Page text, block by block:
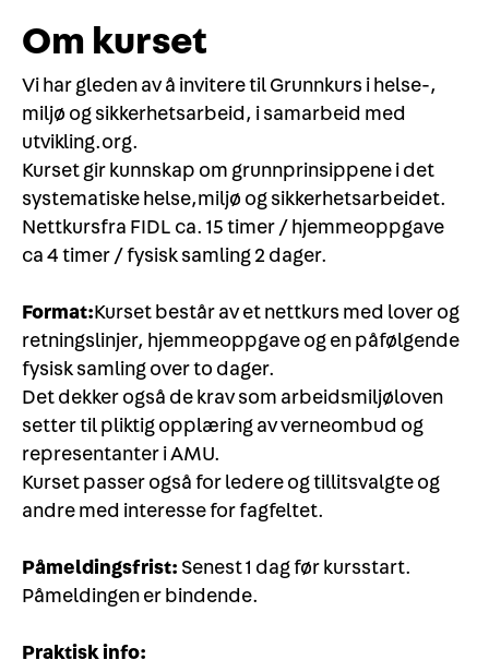
Om kurset
Vi har gleden av å invitere til Grunnkurs i helse-,
miljø og sikkerhetsarbeid, i samarbeid med
utvikling.org.
Kurset gir kunnskap om grunnprinsippene i det
systematiske helse,miljø og sikkerhetsarbeidet.
Nettkursfra FIDL ca. 15 timer / hjemmeoppgave
ca 4 timer / fysisk samling 2 dager.
Format:Kurset består av et nettkurs med lover og
retningslinjer, hjemmeoppgave og en påfølgende
fysisk samling over to dager.
Det dekker også de krav som arbeidsmiljøloven
setter til pliktig opplæring av verneombud og
representanter i AMU.
Kurset passer også for ledere og tillitsvalgte og
andre med interesse for fagfeltet.
Påmeldingsfrist: Senest 1 dag før kursstart.
Påmeldingen er bindende.
Praktisk info: